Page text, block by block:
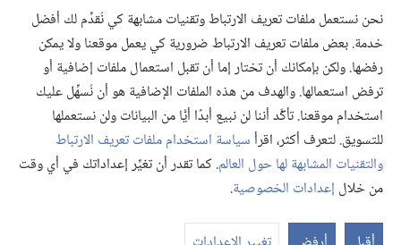
نحن نستعمل ملفات تعريف الارتباط وتقنيات مشابهة كي نُقدِّم لك أفضل
خدمة. بعض ملفات تعريف الارتباط ضرورية كي يعمل موقعنا ولا يمكن
رفضها. ولكن بإمكانك أن تختار إما أن تقبل استعمال ملفات إضافية أو
ترفض استعمالها. والهدف من هذه الملفات الإضافية هو أن نُسهِّل عليك
استخدام موقعنا. تأكَّد أننا لن نبيع أبدًا أيًّا من البيانات ولن نستعملها
للتسويق. لتعرف أكثر، اقرأسياسة استخدام ملفات تعريف الارتباط
والتقنيات المشابهة لها حول العالم. كما تقدر أن تغيِّر إعداداتك في أي وقت
من خلال إعدادات الخصوصية.
(يفتح
نافذة
جديدة) تطبيق ®
JW Library
مكتبة برج المراقبة
© 2026 .Watch Tower Bible and Tract Society of Pennsylvania